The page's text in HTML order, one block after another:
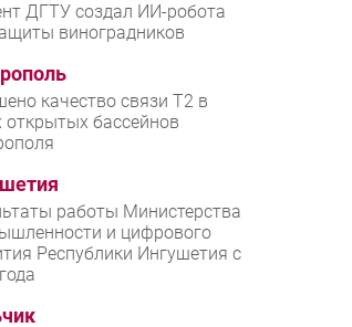
стенд
компаний
ДГТУ создал ИИ-робота
виноградников
качество связи T2 в
открытых бассейнов
работы Министерства
и цифрового
Республики Ингушетия с